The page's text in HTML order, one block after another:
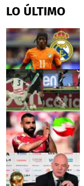
of
16
29
seconds
LO ÚLTIMO